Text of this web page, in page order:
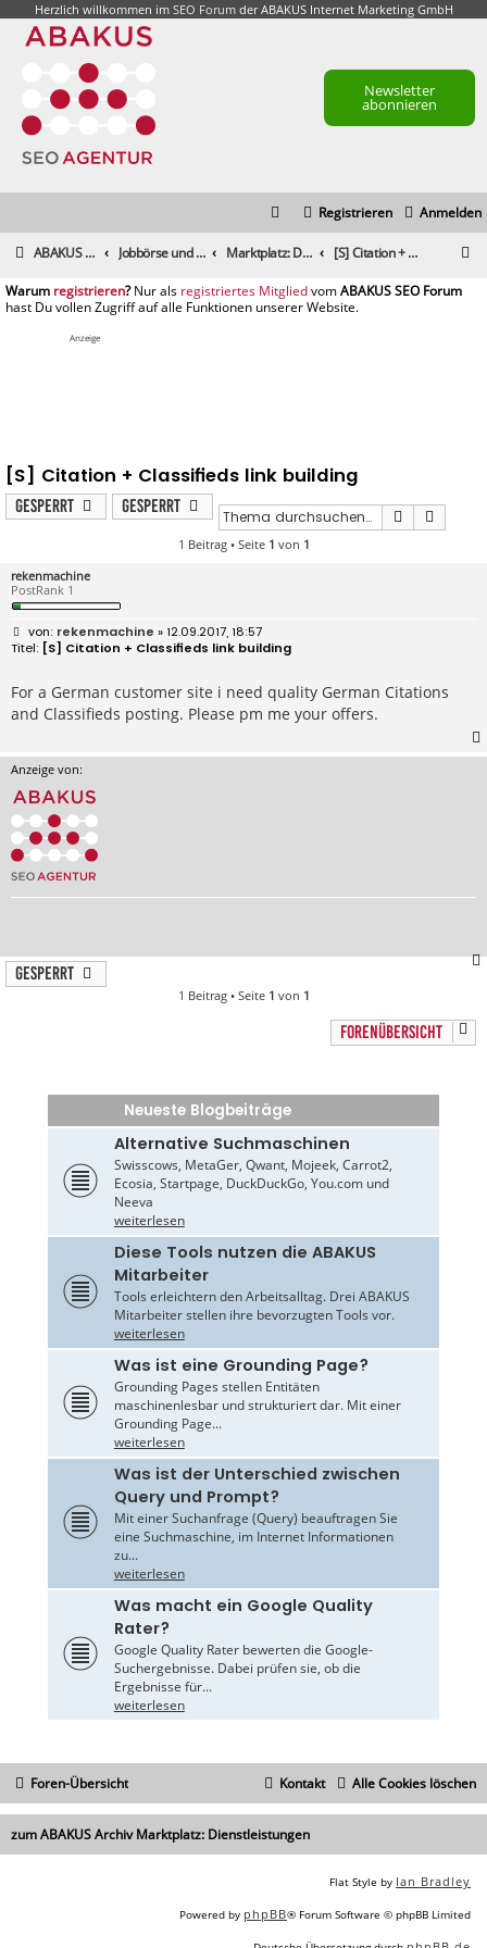
Herzlich willkommen im SEO Forumder ABAKUS Internet Marketing GmbH
Newsletter
abonnieren
Anmelden
Registrieren
ABAKUS Foren-Übersicht Jobbörse und Marktplatz Marktplatz: Dienstleistungen [S] Citation + Classifieds link building
registrieren registriertes Mitglied
Anzeige
[S] Citation + Classifieds link building
Gesperrt Gesperrt Suche
1 Beitrag • Seite 1 von 1
rekenmachine
PostRank 1
B
e
i
r
a
g
rekenmachine » 12.09.2017, 18:57
[S] Citation + Classifieds link building
For a German customer site i need quality German Citations
and Classifieds posting. Please pm me your offers.
Anzeige von:
Gesperrt
1 Beitrag • Seite 1 von 1
FORENÜBERSICHT
Neueste Blogbeiträge
Alternative Suchmaschinen
Swisscows, MetaGer, Qwant, Mojeek, Carrot2,
Ecosia, Startpage, DuckDuckGo, You.com und
Neeva
weiterlesen
Diese Tools nutzen die ABAKUS
Mitarbeiter
Tools erleichtern den Arbeitsalltag. Drei ABAKUS
Mitarbeiter stellen ihre bevorzugten Tools vor.
weiterlesen
Was ist eine Grounding Page?
Grounding Pages stellen Entitäten
maschinenlesbar und strukturiert dar. Mit einer
Grounding Page...
weiterlesen
Was ist der Unterschied zwischen
Query und Prompt?
Mit einer Suchanfrage (Query) beauftragen Sie
eine Suchmaschine, im Internet Informationen
zu...
weiterlesen
Was macht ein Google Quality
Rater?
Google Quality Rater bewerten die Google-
Suchergebnisse. Dabei prüfen sie, ob die
Ergebnisse für...
weiterlesen
Foren-Übersicht Alle Cookies löschen
Kontakt
zum ABAKUS Archiv Marktplatz: Dienstleistungen
Flat Style by Ian Bradley
Powered by phpBB® Forum Software © phpBB Limited